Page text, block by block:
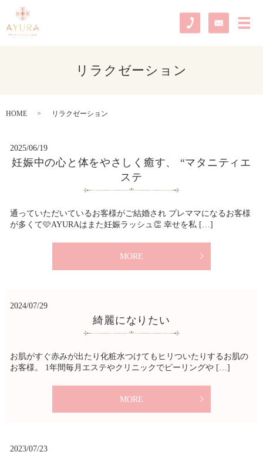
メ
リラクゼーション
HOME リラクゼーション
2025/06/19
妊娠中の心と体をやさしく癒す、 “マタニティエ
ステ
通っていただいているお客様がご結婚され プレママになるお客様
が多くて🩷AYURAはまた妊娠ラッシュ👏 幸せを私 […]
MORE
2024/07/29
綺麗になりたい
お肌がすぐ赤みが出たり化粧水つけてもヒリついたりするお肌の
お客様。 1年間毎月エステやクリニックでピーリングや […]
MORE
2023/07/23